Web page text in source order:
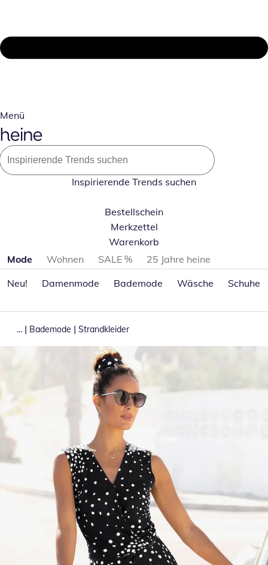
Menü
Inspirierende Trends suchen
Bestellschein
Merkzettel
Warenkorb
Produktkategorien überspringen
Mode Wohnen SALE %
25 Jahre heine
Neu!
Damenmode Bademode Wäsche Schuhe
... | Bademode | Strandkleider